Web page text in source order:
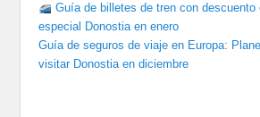
Guía de billetes de tren con descuento
especial Donostia en enero
Guía de seguros de viaje en Europa:
visitar Donostia en diciembre